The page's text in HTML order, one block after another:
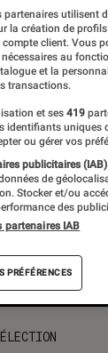
partenaires utilisent
la création de
compte client. Vous
au
et la
transactions.
et ses 419
identifiants uniques
ou gérer vos
publicitaires
de
Stocker et/ou
des
partenaires IAB
PRÉFÉRENCES